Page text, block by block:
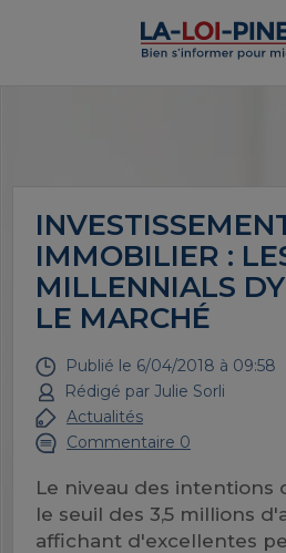
IMMOBILIER :
MILLENNIALS
LE MARCHÉ
Publié le 6/04/2018 à 09:58
Rédigé par Julie Sorli
Actualités
Commentaire 0
Le niveau des intentions
le seuil des 3,5 millions
affichant d'excellentes